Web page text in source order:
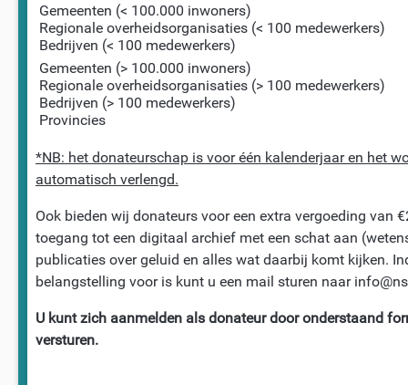
Gemeenten (< 100.000 inwoners)
Regionale overheidsorganisaties (< 100 medewerkers)
Bedrijven (< 100 medewerkers)
Gemeenten (> 100.000 inwoners)
Regionale overheidsorganisaties (> 100 medewerkers)
Bedrijven (> 100 medewerkers)
Provincies
*NB: het donateurschap is voor één kalenderjaar en het
automatisch verlengd.
Ook bieden wij donateurs voor een extra vergoeding van
toegang tot een digitaal archief met een schat aan
publicaties over geluid en alles wat daarbij komt kijken.
belangstelling voor is kunt u een mail sturen naar
U kunt zich aanmelden als donateur door onderstaand
versturen.